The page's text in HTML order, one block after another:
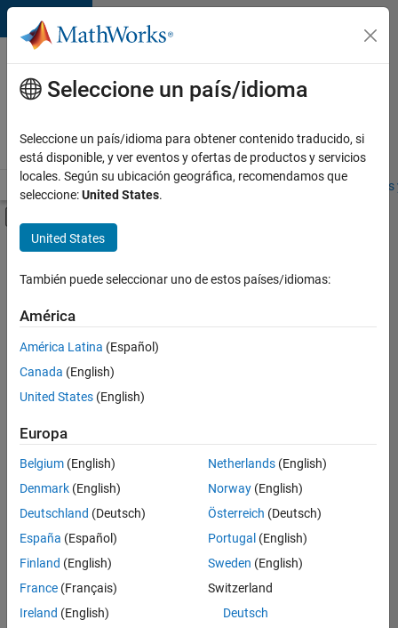
Saltar al contenido
Ofertas
de
empleo
MathWorks
Visión general Búsqueda de empleo Oficinas locales
Contenido principal
FILTRADO POR
Software Process Engineering
Web Applications and Services
Actualmente
no
puestos
disponibles
que
se
correspondan
con
sus
criterios
de
búsqueda.
Pruebe
Seleccione un país/idioma
Seleccione un país/idioma para obtener contenido traducido, si
está disponible, y ver eventos y ofertas de productos y servicios
locales. Según su ubicación geográfica, recomendamos que
seleccione:United States.
United States
También puede seleccionar uno de estos países/idiomas:
América
América Latina (Español)
Canada (English)
United States (English)
Europa
Belgium (English)
Denmark (English)
Deutschland (Deutsch)
España (Español)
Finland (English)
France (Français)
Ireland (English)
Netherlands(English)
Norway(English)
Österreich (Deutsch)
Portugal (English)
Sweden (English)
Switzerland
Deutsch